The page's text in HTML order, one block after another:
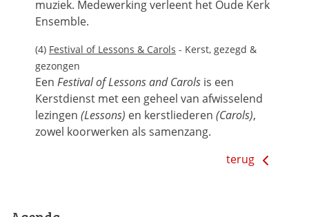
muziek. Medewerking verleent het Oude Kerk
Ensemble.
(4) Festival of Lessons & Carols - Kerst, gezegd &
gezongen
Een Festival of Lessons and Carols is een
Kerstdienst met een geheel van afwisselend
lezingen (Lessons) en kerstliederen (Carols),
zowel koorwerken als samenzang.
terug